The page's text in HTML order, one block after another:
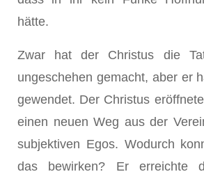
hätte.
Zwar hat der Christus die
ungeschehen gemacht, aber er
gewendet. Der Christus
einen neuen Weg aus der
subjektiven Egos. Wodurch
das bewirken? Er erreichte